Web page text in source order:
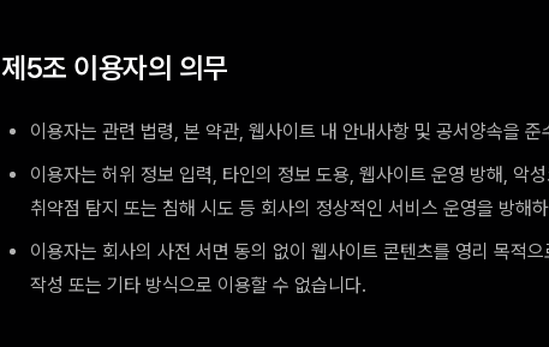
제5조 이용자의 의무
이용자는 관련 법령, 본 약관, 웹사이트 내 안내사항 및 공서양속을 준
이용자는 허위 정보 입력, 타인의 정보 도용, 웹사이트 운영 방해, 악
취약점 탐지 또는 침해 시도 등 회사의 정상적인 서비스 운영을 방해
이용자는 회사의 사전 서면 동의 없이 웹사이트 콘텐츠를 영리 목적
작성 또는 기타 방식으로 이용할 수 없습니다.